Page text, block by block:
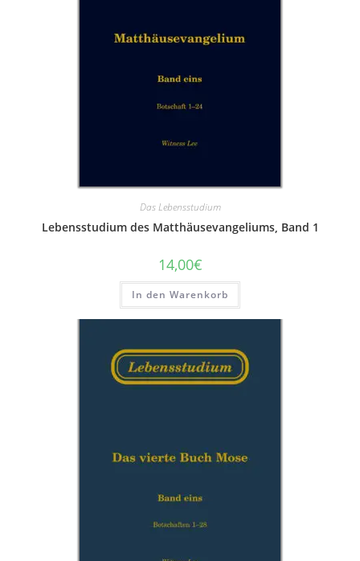
Das Lebensstudium
Lebensstudium des Matthäusevangeliums, Band 1
14,00€
In den Warenkorb